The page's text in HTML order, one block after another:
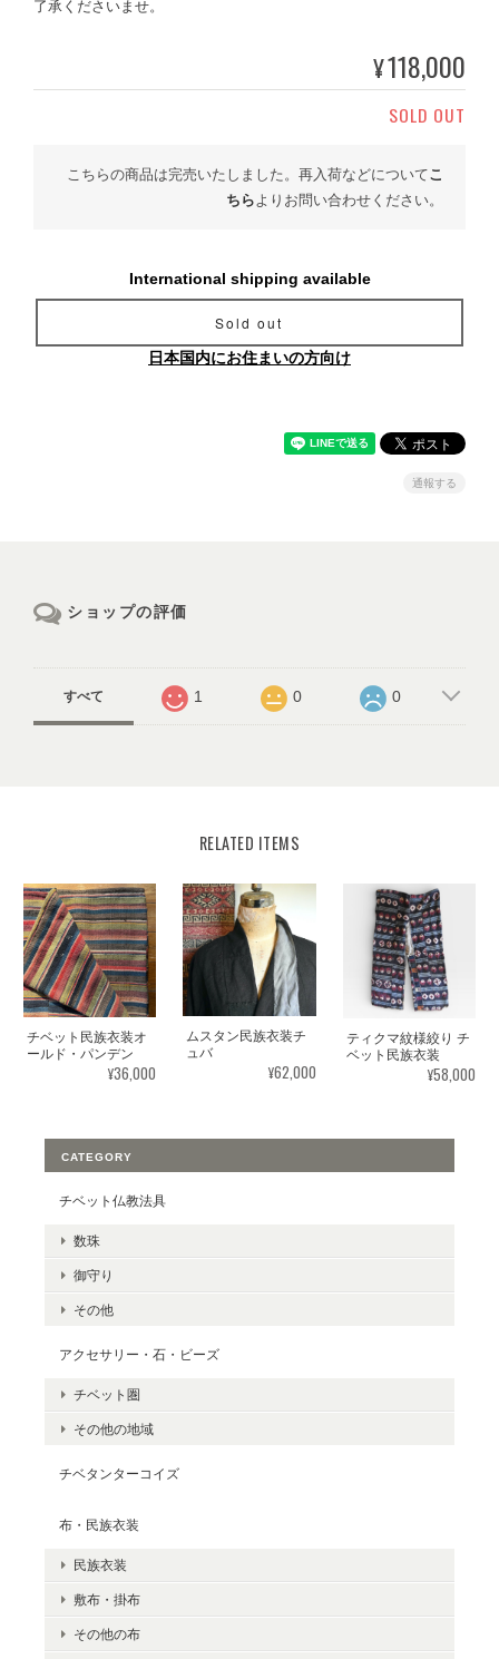
了承くださいませ。
¥118,000
SOLD OUT
こちらの商品は完売いたしました。再入荷などについてこ
ちらよりお問い合わせください。
International shipping available
Sold out
日本国内にお住まいの方向け
通報する
ショップの評価
すべて 1 0 0
RELATED ITEMS
チベット民族衣装オ
ールド・パンデン
¥36,000
ムスタン民族衣装チ
ュバ
¥62,000
ティクマ紋様絞り チ
ベット民族衣装
¥58,000
CATEGORY
チベット仏教法具
数珠
御守り
その他
アクセサリー・石・ビーズ
チベット圏
その他の地域
チベタンターコイズ
布・民族衣装
民族衣装
敷布・掛布
その他の布